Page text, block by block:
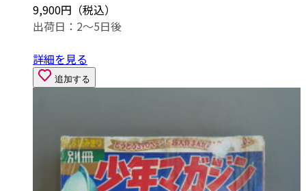
9,900円（税込）
出荷日：2～5日後
詳細を見る
追加する